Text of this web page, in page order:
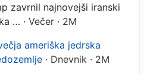
zavrnil najnovejši iranski
… · Večer · 2M
ameriška jedrska
· Dnevnik · 2M